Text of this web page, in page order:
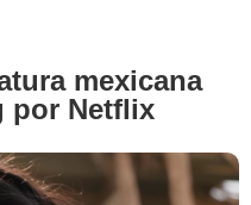
mexicana
por Netflix